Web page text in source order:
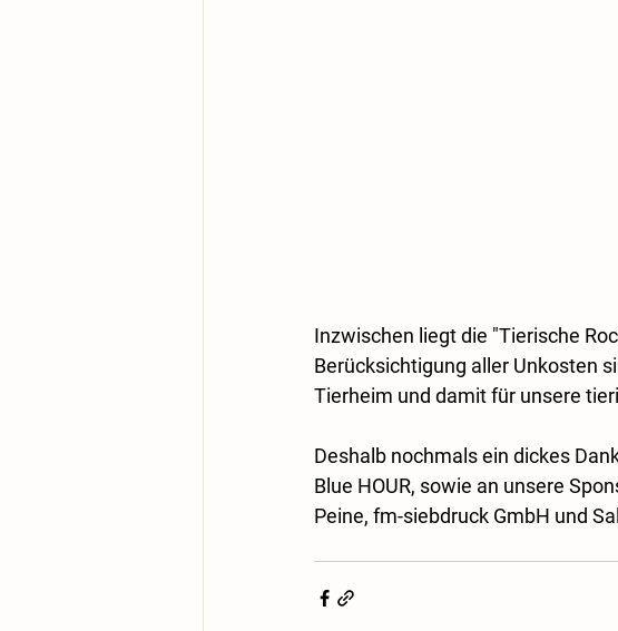
Inzwischen liegt die "Tierische
Berücksichtigung aller Unkosten
Tierheim und damit für unsere
Deshalb nochmals ein dickes
Blue HOUR, sowie an unsere
Peine, fm-siebdruck GmbH und